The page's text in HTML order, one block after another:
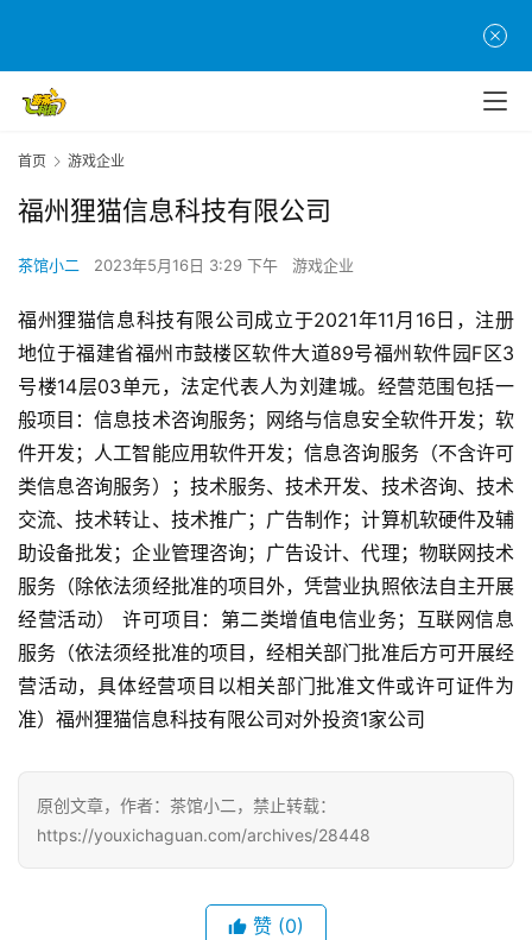
首
页
游
原
创
游
戏
业
界
手
机
游
戏
单
游
戏
休
首页 游戏企业
福州狸猫信息科技有限公司
茶馆小二 2023年5月16日 3:29 下午 游戏企业
福州狸猫信息科技有限公司成立于2021年11月16日，注册
地位于福建省福州市鼓楼区软件大道89号福州软件园F区3
号楼14层03单元，法定代表人为刘建城。经营范围包括一
般项目：信息技术咨询服务；网络与信息安全软件开发；软
件开发；人工智能应用软件开发；信息咨询服务（不含许可
类信息咨询服务）；技术服务、技术开发、技术咨询、技术
交流、技术转让、技术推广；广告制作；计算机软硬件及辅
助设备批发；企业管理咨询；广告设计、代理；物联网技术
服务（除依法须经批准的项目外，凭营业执照依法自主开展
经营活动） 许可项目：第二类增值电信业务；互联网信息
服务（依法须经批准的项目，经相关部门批准后方可开展经
营活动，具体经营项目以相关部门批准文件或许可证件为
准）福州狸猫信息科技有限公司对外投资1家公司
原创文章，作者：茶馆小二，禁止转载：
https://youxichaguan.com/archives/28448
赞 (0)